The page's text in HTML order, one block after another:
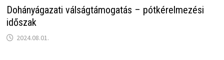
Dohányágazati válságtámogatás – pótkérelmezési
időszak
2024.08.01.